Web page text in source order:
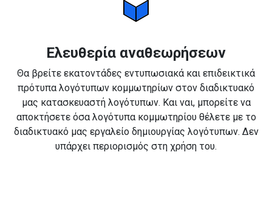
Ελευθερία αναθεωρήσεων
Θα βρείτε εκατοντάδες εντυπωσιακά και επιδεικτικά
πρότυπα λογότυπων κομμωτηρίων στον διαδικτυακό
μας κατασκευαστή λογότυπων. Και ναι, μπορείτε να
αποκτήσετε όσα λογότυπα κομμωτηρίου θέλετε με το
διαδικτυακό μας εργαλείο δημιουργίας λογότυπων. Δεν
υπάρχει περιορισμός στη χρήση του.